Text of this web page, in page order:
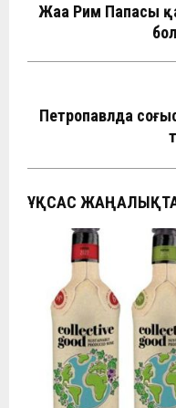
Жаңа Рим Папасы
Петропавлда
ҰҚСАС